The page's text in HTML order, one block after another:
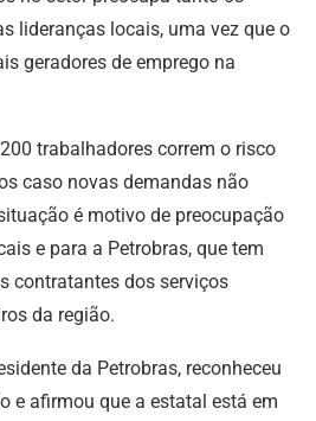
lideranças locais, uma vez que o
geradores de emprego na
trabalhadores correm o risco
caso novas demandas não
é motivo de preocupação
e para a Petrobras, que tem
contratantes dos serviços
da região.
da Petrobras, reconheceu
e afirmou que a estatal está em